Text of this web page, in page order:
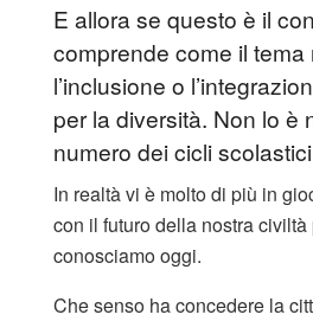
E allora se questo è il
comprende come il tema
l’inclusione o
per la diversità. Non lo è
numero dei cicli
In realtà vi è molto di più in
con il futuro della nostra
conosciamo oggi.
Che senso ha concedere la